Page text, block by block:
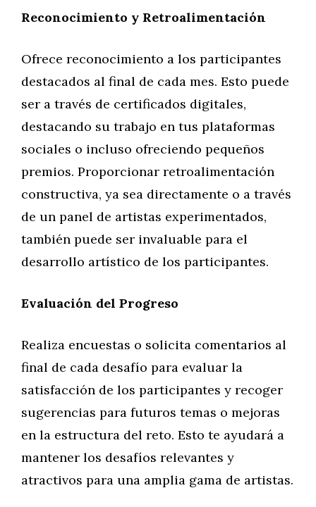
Reconocimiento y Retroalimentación
Ofrece reconocimiento a los participantes
destacados al final de cada mes. Esto puede
ser a través de certificados digitales,
destacando su trabajo en tus plataformas
sociales o incluso ofreciendo pequeños
premios. Proporcionar retroalimentación
constructiva, ya sea directamente o a través
de un panel de artistas experimentados,
también puede ser invaluable para el
desarrollo artístico de los participantes.
Evaluación del Progreso
Realiza encuestas o solicita comentarios al
final de cada desafío para evaluar la
satisfacción de los participantes y recoger
sugerencias para futuros temas o mejoras
en la estructura del reto. Esto te ayudará a
mantener los desafíos relevantes y
atractivos para una amplia gama de artistas.